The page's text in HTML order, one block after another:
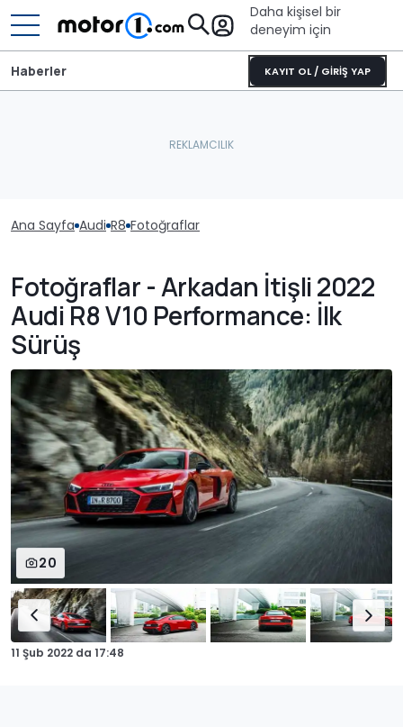
Daha kişisel bir
deneyim için
KAYIT OL / GİRİŞ YAP
Haberler
Ana Sayfa Audi R8 Fotoğraflar
Fotoğraflar - Arkadan İtişli 2022
Audi R8 V10 Performance: İlk
Sürüş
20
11 Şub 2022 da 17:48